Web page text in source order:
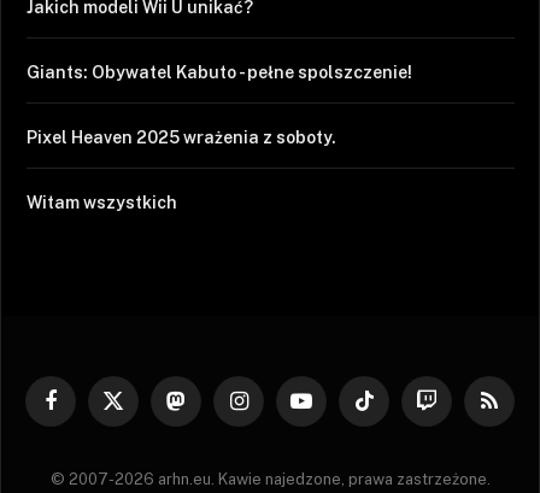
Jakich modeli Wii U unikać?
Giants: Obywatel Kabuto - pełne spolszczenie!
Pixel Heaven 2025 wrażenia z soboty.
Witam wszystkich
Facebook
X
MastodonInstagramYouTubeTikTok Twitch RSS
© 2007-2026 arhn.eu. Kawie najedzone, prawa zastrzeżone.